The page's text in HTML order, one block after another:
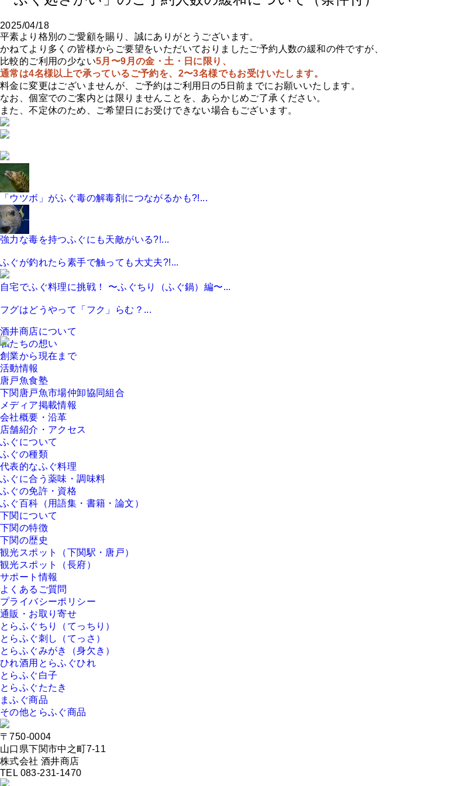
2025/04/18
平素より格別のご愛顧を賜り、誠にありがとうございます。
かねてより多くの皆様からご要望をいただいておりましたご予約人数の緩和の件ですが、
比較的ご利用の少ない5月〜9月の金・土・日に限り、
通常は4名様以上で承っているご予約を、2〜3名様でもお受けいたします。
料金に変更はございませんが、ご予約はご利用日の5日前までにお願いいたします。
なお、個室でのご案内とは限りませんことを、あらかじめご了承ください。
また、不定休のため、ご希望日にお受けできない場合もございます。
「ウツボ」がふぐ毒の解毒剤につながるかも?!...
強力な毒を持つふぐにも天敵がいる?!...
ふぐが釣れたら素手で触っても大丈夫?!...
自宅でふぐ料理に挑戦！ 〜ふぐちり（ふぐ鍋）編〜...
フグはどうやって「フク」らむ？...
酒井商店について
私たちの想い
創業から現在まで
活動情報
唐戸魚食塾
下関唐戸魚市場仲卸協同組合
メディア掲載情報
会社概要・沿革
店舗紹介・アクセス
ふぐについて
ふぐの種類
代表的なふぐ料理
ふぐに合う薬味・調味料
ふぐの免許・資格
ふぐ百科（用語集・書籍・論文）
下関について
下関の特徴
下関の歴史
観光スポット（下関駅・唐戸）
観光スポット（長府）
サポート情報
よくあるご質問
プライバシーポリシー
通販・お取り寄せ
とらふぐちり（てっちり）
とらふぐ刺し（てっさ）
とらふぐみがき（身欠き）
ひれ酒用とらふぐひれ
とらふぐ白子
とらふぐたたき
まふぐ商品
その他とらふぐ商品
〒750-0004
山口県下関市中之町7-11
株式会社 酒井商店
TEL 083-231-1470